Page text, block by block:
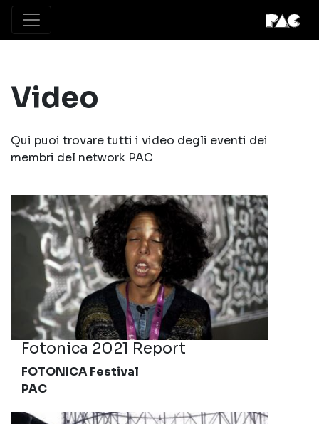
Video
Qui puoi trovare tutti i video degli eventi dei
membri del network PAC
Fotonica 2021 Report
FOTONICA Festival
PAC